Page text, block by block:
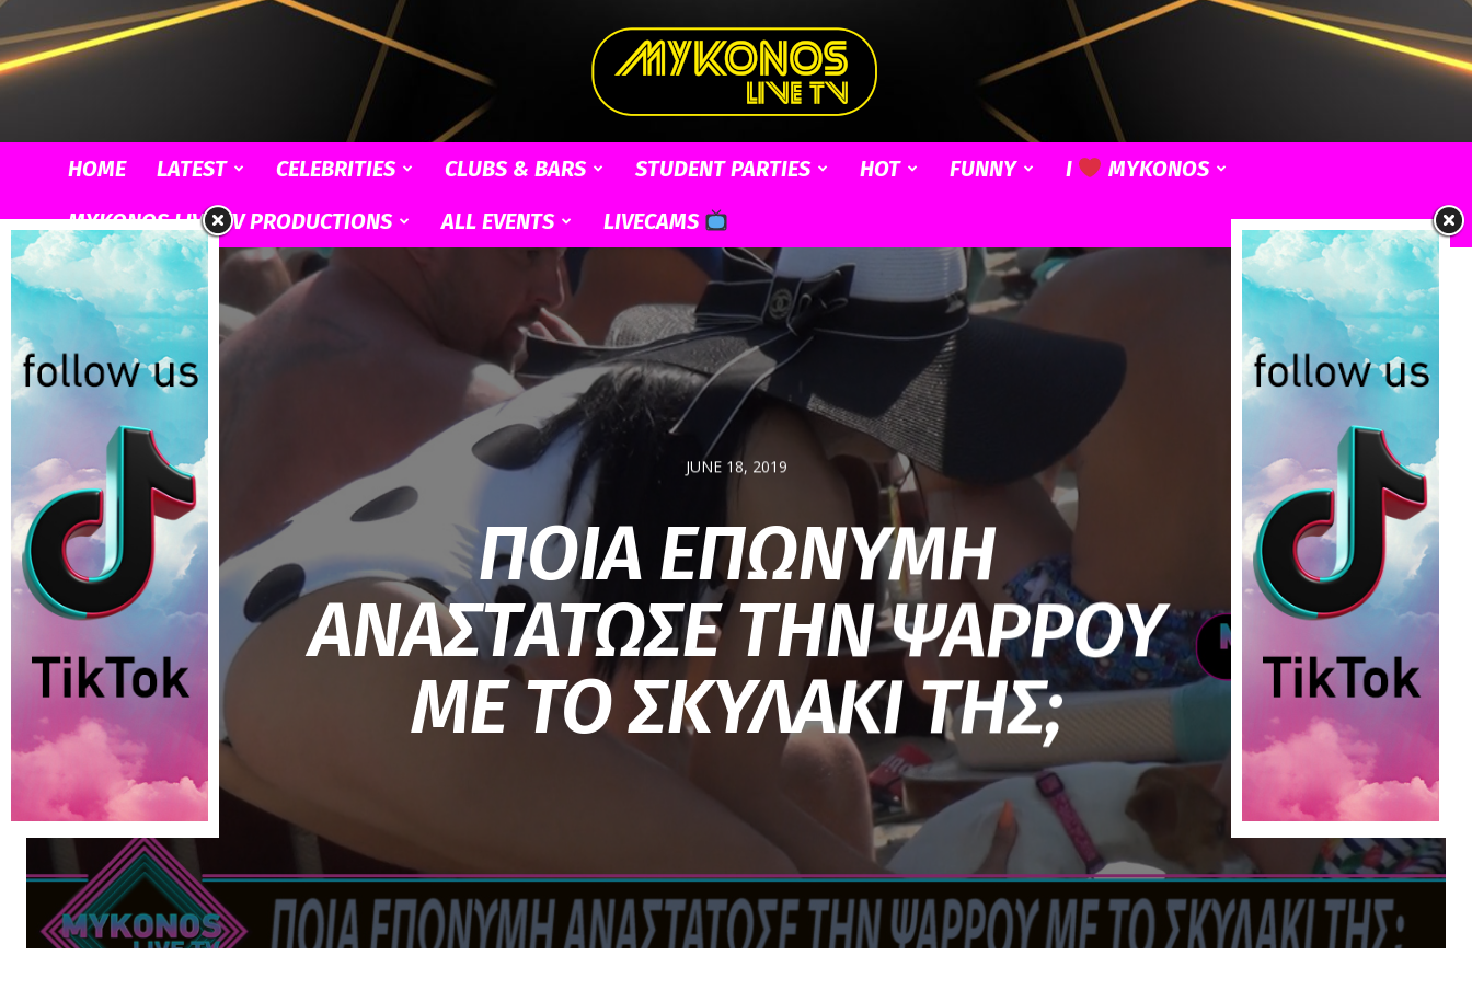
Live
TV
HOME LATEST CELEBRITIES CLUBS & BARS STUDENT PARTIES HOT FUNNY I
MYKONOS
MYKONOS LIVE TV PRODUCTIONS
ALL EVENTS LIVECAMS
JUNE 18, 2019
ΠΟΙΑ ΕΠΩΝΥΜΗ
ΑΝΑΣΤΑΤΩΣΕ ΤΗΝ ΨΑΡΡΟΥ
ΜΕ ΤΟ ΣΚΥΛΑΚΙ ΤΗΣ;